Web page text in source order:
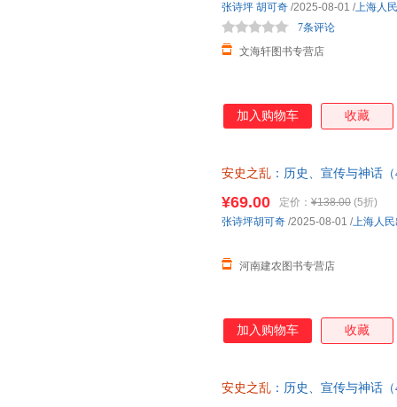
文海轩图书专营店
7条评论
张诗坪 胡可奇 /2025-08-01 /上海人
加入购物车 收藏
安史之乱 ：历史、宣传与神话
发
¥69.00 定价： ¥138.00 (5折)
河南建农图书专营店
张诗坪胡可奇 /2025-08-01 /上海人
加入购物车 收藏
安史之乱 ：历史、宣传与神话